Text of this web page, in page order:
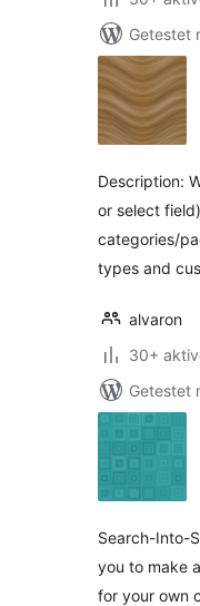
Getestet
Description:
or select
categories/
types and
alvaron
30+
Getestet
Search-Into-
you to make
for your own